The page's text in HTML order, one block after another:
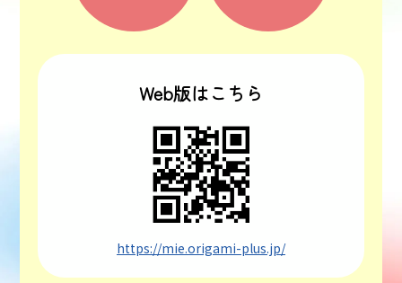
Web版はこちら
https://mie.origami-plus.jp/